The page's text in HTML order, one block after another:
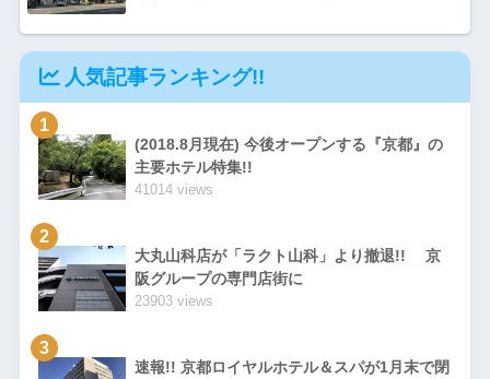
人気記事ランキング!!
1
(2018.8月現在) 今後オープンする『京都』の
主要ホテル特集!!
41014 views
2
大丸山科店が「ラクト山科」より撤退!! 京
阪グループの専門店街に
23903 views
3
速報!! 京都ロイヤルホテル＆スパが1月末で閉